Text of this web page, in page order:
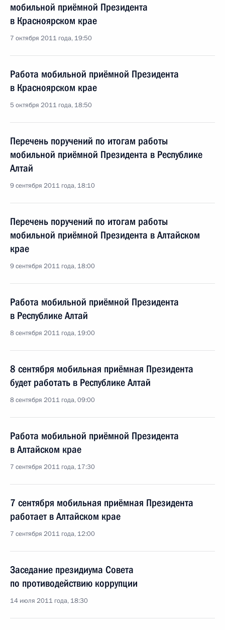
мобильной приёмной Президента
в Красноярском крае
7 октября 2011 года, 19:50
Работа мобильной приёмной Президента
в Красноярском крае
5 октября 2011 года, 18:50
Перечень поручений по итогам работы
мобильной приёмной Президента в Республике
Алтай
9 сентября 2011 года, 18:10
Перечень поручений по итогам работы
мобильной приёмной Президента в Алтайском
крае
9 сентября 2011 года, 18:00
Работа мобильной приёмной Президента
в Республике Алтай
8 сентября 2011 года, 19:00
8 сентября мобильная приёмная Президента
будет работать в Республике Алтай
8 сентября 2011 года, 09:00
Работа мобильной приёмной Президента
в Алтайском крае
7 сентября 2011 года, 17:30
7 сентября мобильная приёмная Президента
работает в Алтайском крае
7 сентября 2011 года, 12:00
Заседание президиума Совета
по противодействию коррупции
14 июля 2011 года, 18:30